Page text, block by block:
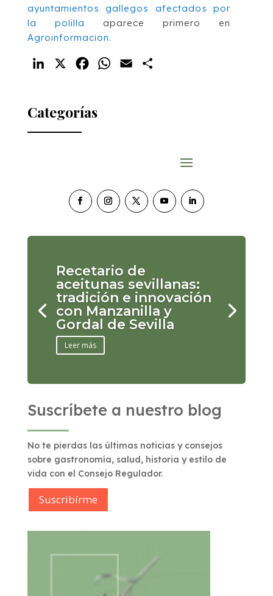
ayuntamientos gallegos afectados por
la polilla
aparece primero en
Agroinformacion.
LinkedIn FacebookWhatsApp
Email
Categorías
Recetario de
aceitunas sevillanas:
tradición e innovación
con Manzanilla y
Gordal de Sevilla
Leer más
Suscríbete a nuestro blog
No te pierdas las últimas noticias y consejos
sobre gastronomía, salud, historia y estilo de
vida con el Consejo Regulador.
Suscribírme